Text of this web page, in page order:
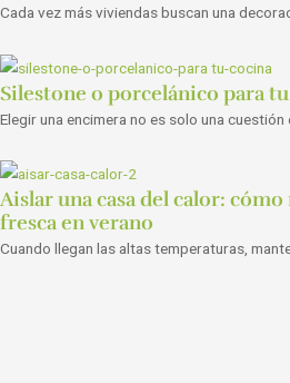
Cada vez más viviendas buscan una
Silestone o porcelánico para
Elegir una encimera no es solo una cuestión
Aislar una casa del calor:
fresca en verano
Cuando llegan las altas temperaturas,